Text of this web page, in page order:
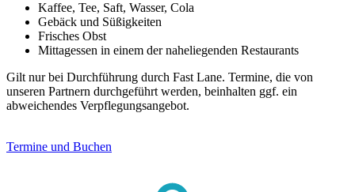
Kaffee, Tee, Saft, Wasser, Cola
Gebäck und Süßigkeiten
Frisches Obst
Mittagessen in einem der naheliegenden Restaurants
Gilt nur bei Durchführung durch Fast Lane. Termine, die von
unseren Partnern durchgeführt werden, beinhalten ggf. ein
abweichendes Verpflegungsangebot.
Termine und Buchen